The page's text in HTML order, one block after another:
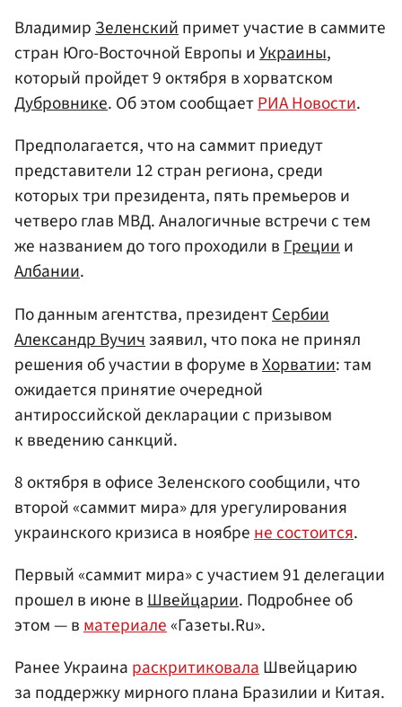
ВладимирЗеленскийпримет участие в саммите
стран Юго-Восточной Европы иУкраины,
который пройдет 9 октября в хорватском
Дубровнике. Об этом сообщаетРИА Новости.
Предполагается, что на саммит приедут
представители 12 стран региона, среди
которых три президента, пять премьеров и
четверо глав МВД. Аналогичные встречи с тем
же названием до того проходили вГрециии
Албании.
По данным агентства, президентСербии
Александр Вучич заявил, что пока не принял
решения об участии в форуме вХорватии: там
ожидается принятие очередной
антироссийской декларации с призывом
к введению санкций.
8 октября в офисе Зеленского сообщили, что
второй «саммит мира» для урегулирования
украинского кризиса в ноябрене состоится.
Первый «саммит мира» с участием 91 делегации
прошел в июне вШвейцарии. Подробнее об
этом — вматериале«Газеты.Ru».
Ранее Украина раскритиковалаШвейцарию
за поддержку мирного плана Бразилии и Китая.